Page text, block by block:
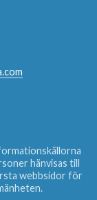
hänvisas till
webbsidor för